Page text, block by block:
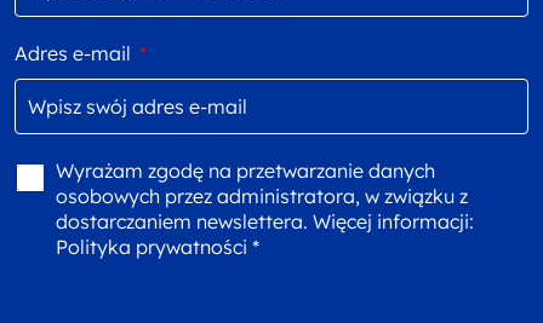
Adres e-mail *
Wyrażam zgodę na przetwarzanie danych
osobowych przez administratora, w związku z
dostarczaniem newslettera. Więcej informacji:
Polityka prywatności *